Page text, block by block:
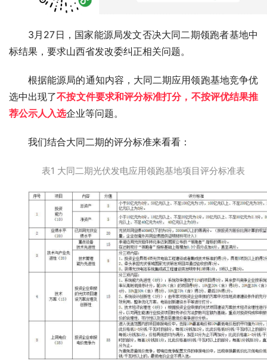
3月27日，国家能源局发文否决大同二期领跑者基地中
标结果，要求山西省发改委纠正相关问题。
根据能源局的通知内容，大同二期应用领跑基地竞争优
选中出现了不按文件要求和评分标准打分，不按评优结果推
荐公示人入选企业等问题。
我们结合大同二期的评分标准来看看：
表1 大同二期光伏发电应用领跑基地项目评分标准表